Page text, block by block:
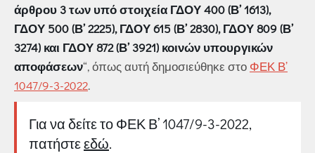
άρθρου 3 των υπό στοιχεία ΓΔΟΥ 400 (Β’ 1613),
ΓΔΟΥ 500 (Β’ 2225), ΓΔΟΥ 615 (Β’ 2830), ΓΔΟΥ 809 (Β’
3274) και ΓΔΟΥ 872 (Β’ 3921) κοινών υπουργικών
αποφάσεων“, όπως αυτή δημοσιεύθηκε στο ΦΕΚ Β’
1047/9-3-2022.
Για να δείτε το ΦΕΚ Β’ 1047/9-3-2022,
πατήστεεδώ.